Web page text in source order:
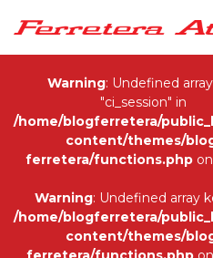
Warning: Undefined
"ci_session" in
/home/blogferretera/
content/themes/
ferretera/functions.php
Warning: Undefined array
/home/blogferretera/
content/themes/
SE
DE LA